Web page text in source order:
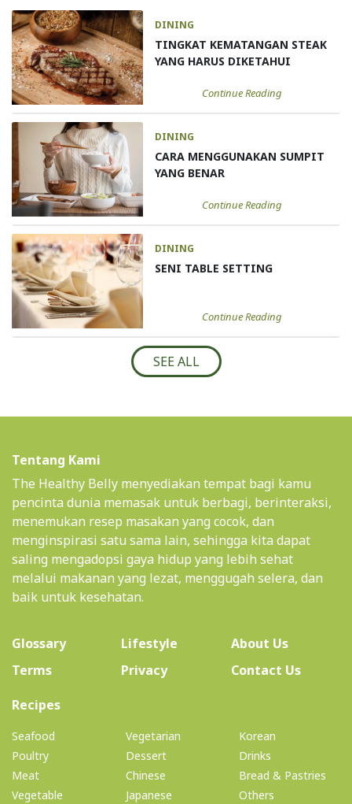
DINING
TINGKAT KEMATANGAN STEAK
YANG HARUS DIKETAHUI
Continue Reading
DINING
CARA MENGGUNAKAN SUMPIT
YANG BENAR
Continue Reading
DINING
SENI TABLE SETTING
Continue Reading
SEE ALL
Tentang Kami
The Healthy Belly menyediakan tempat bagi kamu
pencinta dunia memasak untuk berbagi, berinteraksi,
menemukan resep masakan yang cocok, dan
menginspirasi satu sama lain, sehingga kita dapat
saling mengadopsi gaya hidup yang lebih sehat
melalui makanan yang lezat, menggugah selera, dan
baik untuk kesehatan.
Glossary Lifestyle About Us(current)
Terms
Privacy
Contact Us
Recipes(current)
Seafood
Poultry
Meat
Vegetable
Vegetarian
Dessert
Chinese
Japanese
Korean
Drinks
Bread & Pastries
Others